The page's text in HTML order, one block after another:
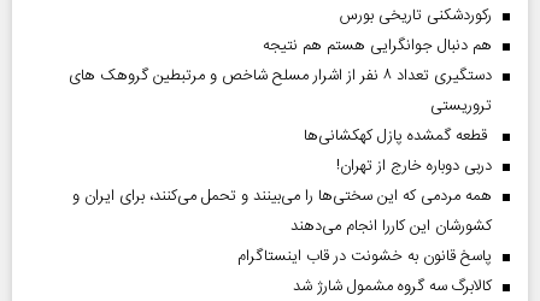
رکوردشکنی تاریخی بورس
هم دنبال جوانگرایی هستم هم نتیجه
دستگیری تعداد ۸ نفر از اشرار مسلح شاخص و مرتبطین گروهک های
تروریستی
قطعه گمشده پازل کهکشانی‌ها
دربی دوباره خارج از تهران!
همه مردمی که این سختی‌ها را می‌بینند و تحمل می‌کنند، برای ایران و
کشورشان این کاررا انجام می‌دهند
پاسخ قانون به خشونت در قاب اینستاگرام
کالابرگ سه گروه مشمول شارژ شد